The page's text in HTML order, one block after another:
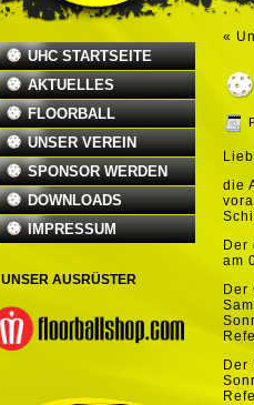
UHC STARTSEITE
AKTUELLES
FLOORBALL
UNSER VEREIN
SPONSOR WERDEN
DOWNLOADS
IMPRESSUM
UNSER AUSRÜSTER
«
die
Der
am
Der
Der